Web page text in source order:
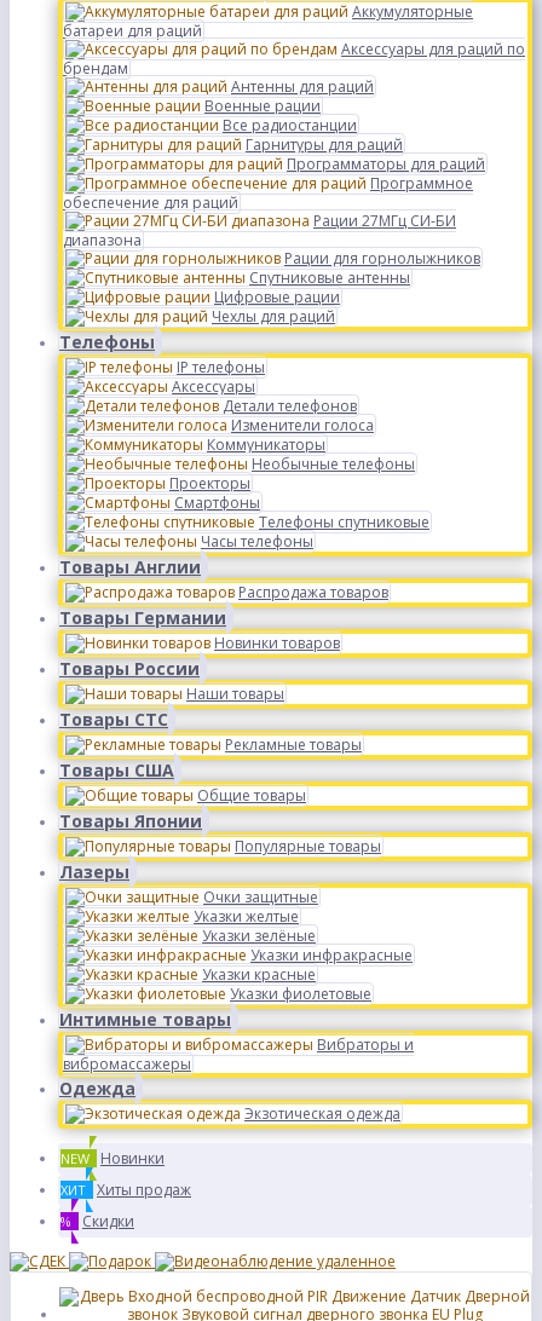
Аккумуляторные
батареи для раций
Аксессуары для раций по
брендам
Антенны для раций
Военные рации
Все радиостанции
Гарнитуры для раций
Программаторы для раций
Программное
обеспечение для раций
Рации 27МГц СИ-БИ
диапазона
Рации для горнолыжников
Спутниковые антенны
Цифровые рации
Чехлы для раций
Телефоны
IP телефоны
Аксессуары
Детали телефонов
Изменители голоса
Коммуникаторы
Необычные телефоны
Проекторы
Смартфоны
Телефоны спутниковые
Часы телефоны
Товары Англии
Распродажа товаров
Товары Германии
Новинки товаров
Товары России
Наши товары
Товары СТС
Рекламные товары
Товары США
Общие товары
Товары Японии
Популярные товары
Лазеры
Очки защитные
Указки желтые
Указки зелёные
Указки инфракрасные
Указки красные
Указки фиолетовые
Интимные товары
Вибраторы и
вибромассажеры
Одежда
Экзотическая одежда
NEW Новинки
ХИТ Хиты продаж
% Скидки